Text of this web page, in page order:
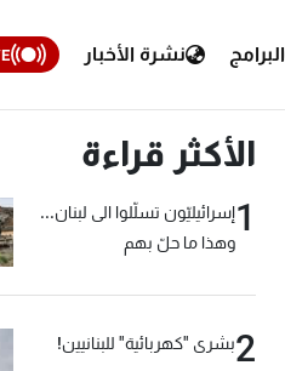
البرامج نشرة الأخبار
الأكثر قراءة
1إسرائيليّون تسلّلوا الى لبنان...
وهذا ما حلّ بهم
2بشرى "كهربائية" للبنانيين!